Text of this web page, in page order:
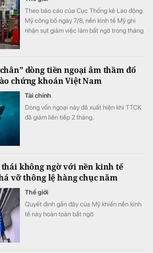
Theo báo cáo của Cục Thống kê Lao động
Mỹ công bố ngày 7/8, nền kinh tế Mỹ ghi
nhận sụt giảm việc làm bất ngờ trong tháng
dòng tiền ngoại âm thầm đổ
chứng khoán Việt Nam
Tài chính
Dòng vốn ngoại này đã xuất hiện khi TTCK
đã giảm liên tiếp 2 tháng.
thái không ngờ với nền kinh tế
vỡ thông lệ hàng chục năm
Thế giới
Quyết định gần đây của Mỹ khiến nền kinh
tế này hoàn toàn bất ngờ.